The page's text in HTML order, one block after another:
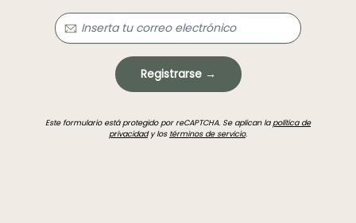
Registrarse →
Este formulario está protegido por reCAPTCHA. Se aplican lapolítica de
privacidady los términos de servicio.